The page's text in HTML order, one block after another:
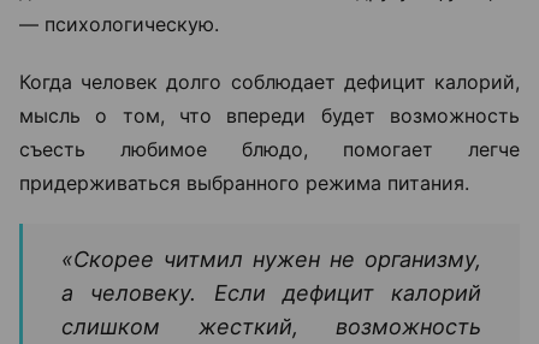
увеличить расход энергии — нарастить мышечную
массу. Именно мышцы даже в состоянии покоя
расходуют больше калорий, чем жировая ткань.
Все остальные способы "разогнать метаболизм" —
скорее миф»,— говорит диетолог.
Есть ли тогда польза от читмила?
Если говорить именно о физиологии, то пользы
практически нет. Зато у некоторых людей читмил
действительно может выполнять другую функцию